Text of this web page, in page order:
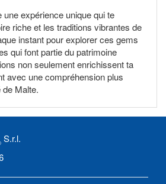
expérience unique qui te
riche et les traditions vibrantes de
instant pour explorer ces gems
qui font partie du patrimoine
non seulement enrichissent ta
avec une compréhension plus
de Malte.
S.r.l.